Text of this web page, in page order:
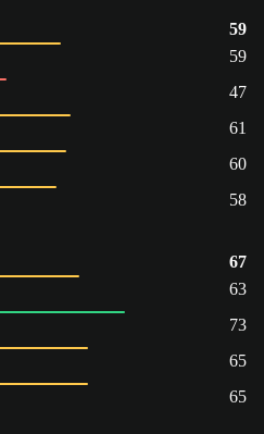
59
59
47
61
60
58
67
63
73
65
65